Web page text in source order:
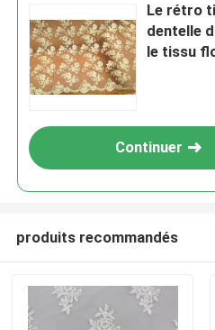
Le rétro
dentelle
le tissu
Continuer
produits recommandés